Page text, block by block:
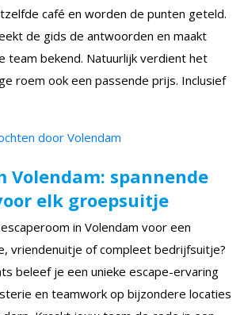
café en worden de punten geteld.
de gids de antwoorden en maakt
team bekend. Natuurlijk verdient het
roem ook een passende prijs. Inclusief
door Volendam
Volendam: spannende
elk groepsuitje
in Volendam voor een
vriendenuitje of compleet bedrijfsuitje?
beleef je een unieke escape-ervaring
en teamwork op bijzondere locaties